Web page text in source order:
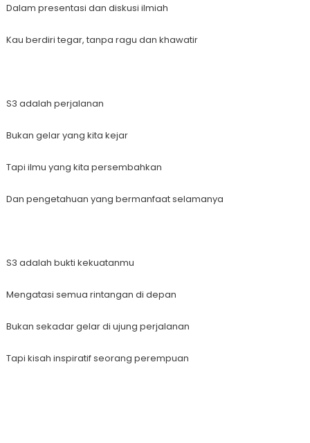
Dalam presentasi dan diskusi ilmiah
Kau berdiri tegar, tanpa ragu dan khawatir
S3 adalah perjalanan
Bukan gelar yang kita kejar
Tapi ilmu yang kita persembahkan
Dan pengetahuan yang bermanfaat selamanya
S3 adalah bukti kekuatanmu
Mengatasi semua rintangan di depan
Bukan sekadar gelar di ujung perjalanan
Tapi kisah inspiratif seorang perempuan